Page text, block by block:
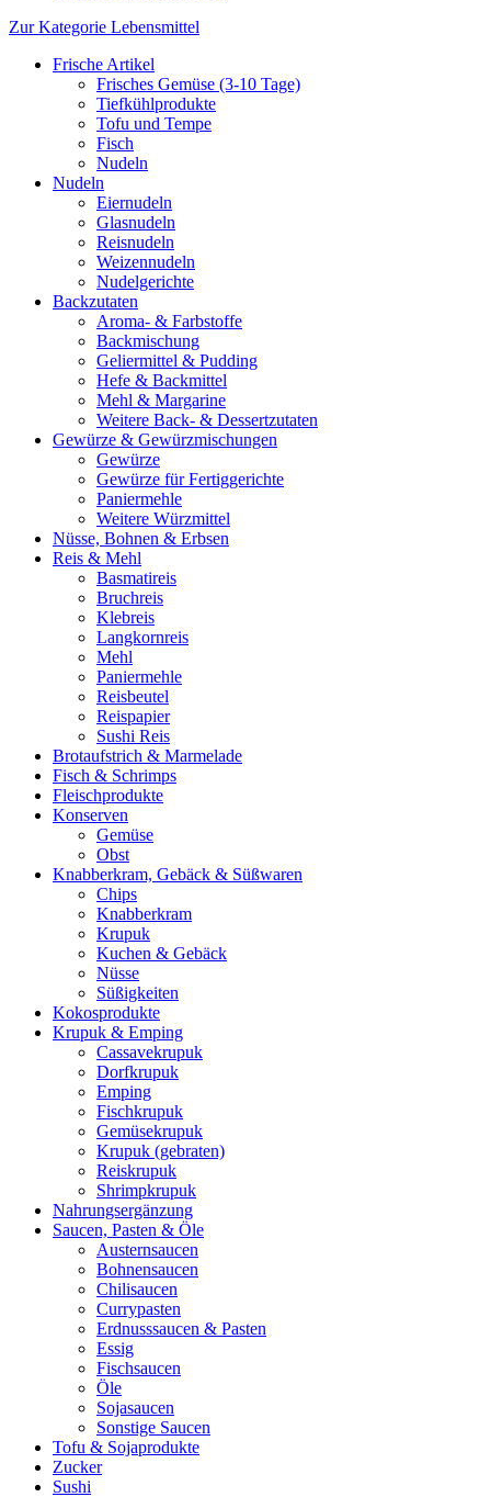
Zur Kategorie Lebensmittel
Frische Artikel
Frisches Gemüse (3-10 Tage)
Tiefkühlprodukte
Tofu und Tempe
Fisch
Nudeln
Nudeln
Eiernudeln
Glasnudeln
Reisnudeln
Weizennudeln
Nudelgerichte
Backzutaten
Aroma- & Farbstoffe
Backmischung
Geliermittel & Pudding
Hefe & Backmittel
Mehl & Margarine
Weitere Back- & Dessertzutaten
Gewürze & Gewürzmischungen
Gewürze
Gewürze für Fertiggerichte
Paniermehle
Weitere Würzmittel
Nüsse, Bohnen & Erbsen
Reis & Mehl
Basmatireis
Bruchreis
Klebreis
Langkornreis
Mehl
Paniermehle
Reisbeutel
Reispapier
Sushi Reis
Brotaufstrich & Marmelade
Fisch & Schrimps
Fleischprodukte
Konserven
Gemüse
Obst
Knabberkram, Gebäck & Süßwaren
Chips
Knabberkram
Krupuk
Kuchen & Gebäck
Nüsse
Süßigkeiten
Kokosprodukte
Krupuk & Emping
Cassavekrupuk
Dorfkrupuk
Emping
Fischkrupuk
Gemüsekrupuk
Krupuk (gebraten)
Reiskrupuk
Shrimpkrupuk
Nahrungsergänzung
Saucen, Pasten & Öle
Austernsaucen
Bohnensaucen
Chilisaucen
Currypasten
Erdnusssaucen & Pasten
Essig
Fischsaucen
Öle
Sojasaucen
Sonstige Saucen
Tofu & Sojaprodukte
Zucker
Sushi